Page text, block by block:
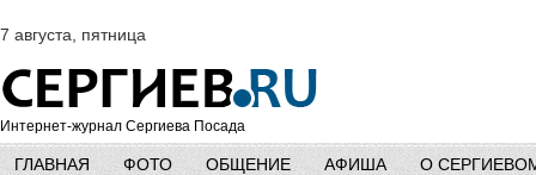
7 августа, пятница
Интернет-журнал Сергиева Посада
ГЛАВНАЯ ФОТО ОБЩЕНИЕ АФИША О